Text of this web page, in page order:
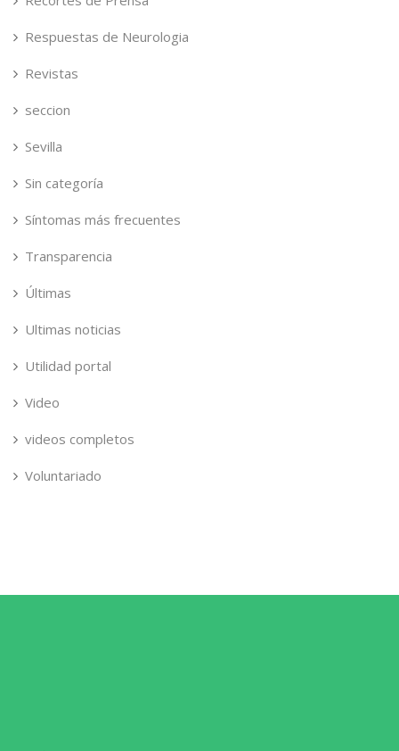
Respuestas de Neurologia
Revistas
seccion
Sevilla
Sin categoría
Síntomas más frecuentes
Transparencia
Últimas
Ultimas noticias
Utilidad portal
Video
videos completos
Voluntariado